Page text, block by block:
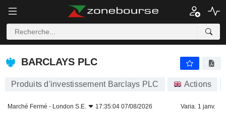
BARCLAYS PLC
BARCLAYS PLC
Produits d'investissement Barclays PLC Actions
Marché Fermé - London S.E. 17:35:04 07/08/2026 Varia. 1 janv.